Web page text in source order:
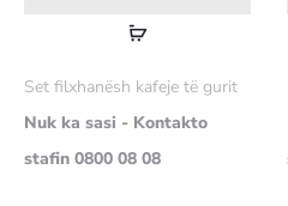
Lexoni
shumë
Set filxhanësh kafeje të gurit
Nuk ka sasi - Kontakto
stafin 0800 08 08